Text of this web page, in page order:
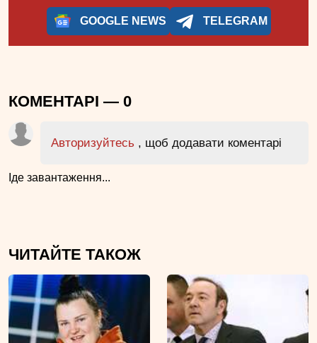
GOOGLE NEWS TELEGRAM
КОМЕНТАРІ — 0
Авторизуйтесь , щоб додавати коментарі
Іде завантаження...
ЧИТАЙТЕ ТАКОЖ